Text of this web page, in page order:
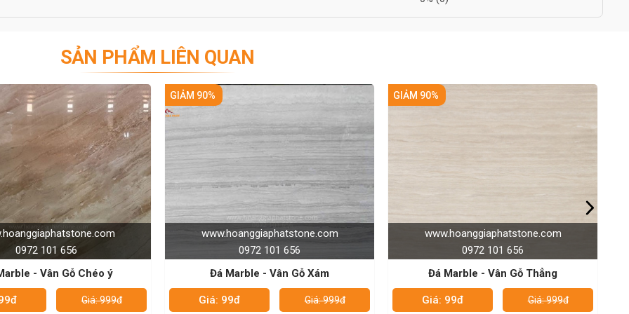
lát sàn nhà cũng như các hạng mục thi công đá
số hotline: 0972101656 – 0946916986. Hoàng
7. Rất mong được chung tay làm đẹp cho ngôi
SẢN PHẨM LIÊN QUAN
www.hoanggiaphatstone.com
0972 101 656
GIẢM 90%
Đá Marble - Vân Gỗ Xám
www.hoanggiaphatstone.com
0972 101 656
Đá Marble - Vân Gỗ Thẳng
www.hoanggiaphatstone.com
0972 101 656
Đá Marble - Ice Green